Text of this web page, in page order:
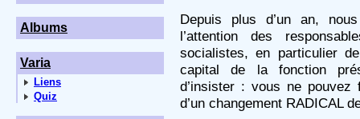
Albums
Varia
Liens
Quiz
Depuis plus d’un an,
l’attention des
socialistes, en particulier
capital de la fonction
d’insister : vous ne pouvez
d’un changement RADICAL